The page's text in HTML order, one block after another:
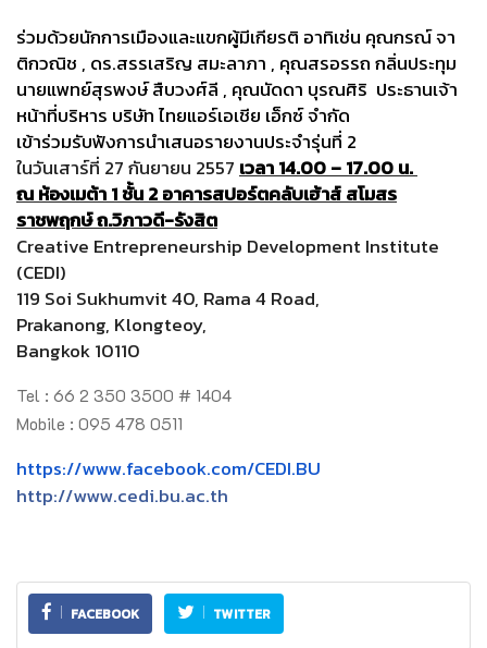
ร่วมด้วยนักการเมืองและแขกผู้มีเกียรติ อาทิเช่น คุณกรณ์ จา
ติกวณิช , ดร.สรรเสริญ สมะลาภา , คุณสรอรรถ กลิ่นประทุม
นายแพทย์สุรพงษ์ สืบวงศ์ลี , คุณนัดดา บุรณศิริ ประธานเจ้า
หน้าที่บริหาร บริษัท ไทยแอร์เอเชีย เอ็กซ์ จำกัด
เข้าร่วมรับฟังการนำเสนอรายงานประจำรุ่นที่ 2
ในวันเสาร์ที่ 27 กันยายน 2557 เวลา 14.00 – 17.00 น.
ณ ห้องเมต้า 1 ชั้น 2 อาคารสปอร์ตคลับเฮ้าส์ สโมสร
ราชพฤกษ์ ถ.วิภาวดี-รังสิต
Creative Entrepreneurship Development Institute
(CEDI)
119 Soi Sukhumvit 40, Rama 4 Road,
Prakanong, Klongteoy,
Bangkok 10110
Tel : 66 2 350 3500 # 1404
Mobile : 095 478 0511
https://www.facebook.com/CEDI.BU
http://www.cedi.bu.ac.th
FACEBOOK TWITTER